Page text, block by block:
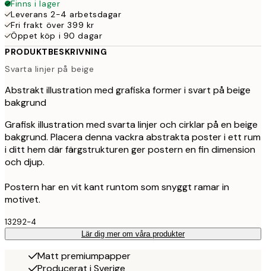
Finns i lager
Leverans 2-4 arbetsdagar
Fri frakt över 399 kr
Öppet köp i 90 dagar
PRODUKTBESKRIVNING
Svarta linjer på beige
Abstrakt illustration med grafiska former i svart på beige
bakgrund
Grafisk illustration med svarta linjer och cirklar på en beige
bakgrund. Placera denna vackra abstrakta poster i ett rum
i ditt hem där färgstrukturen ger postern en fin dimension
och djup.
Postern har en vit kant runtom som snyggt ramar in
motivet.
13292-4
Lär dig mer om våra produkter
Matt premiumpapper